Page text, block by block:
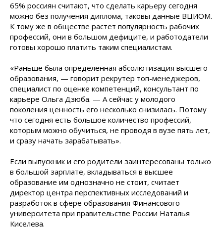
65% россиян считают, что сделать карьеру сегодня
можно без получения диплома, таковы данные ВЦИОМ.
К тому же в обществе растет популярность рабочих
профессий, они в большом дефиците, и работодатели
готовы хорошо платить таким специалистам.
«Раньше была определенная абсолютизация высшего
образования, — говорит рекрутер топ-менеджеров,
специалист по оценке компетенций, консультант по
карьере Ольга Дзюба. — А сейчас у молодого
поколения ценность его несколько снизилась. Потому
что сегодня есть большое количество профессий,
которым можно обучиться, не проводя в вузе пять лет,
и сразу начать зарабатывать».
Если выпускник и его родители заинтересованы только
в большой зарплате, вкладываться в высшее
образование им однозначно не стоит, считает
директор центра перспективных исследований и
разработок в сфере образования Финансового
университета при правительстве России Наталья
Киселева.